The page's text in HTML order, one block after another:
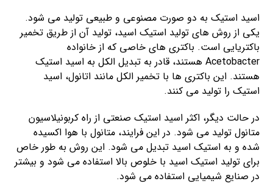
اسید استیک به دو صورت مصنوعی و طبیعی تولید می شود.
یکی از روش های تولید استیک اسید، تولید آن از طریق تخمیر
باکتریایی است. باکتری های خاصی که از خانواده
Acetobacter هستند، قادر به تبدیل الکل به اسید استیک
هستند. این باکتری ها با تخمیر الکل مانند اتانول، اسید
استیک را تولید می کنند.
در حالت دیگر، اکثر اسید استیک صنعتی از راه کربونیلاسیون
متانول تولید می شود. در این فرایند، متانول با هوا اکسیده
شده و به استیک اسید تبدیل می شود. این روش به طور خاص
برای تولید استیک اسید با خلوص بالا استفاده می شود و بیشتر
در صنایع شیمیایی استفاده می شود.